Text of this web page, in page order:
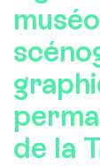
de la